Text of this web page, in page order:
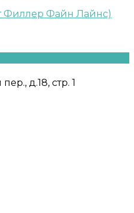
Филлер Файн Лайнс)
д.18, стр. 1